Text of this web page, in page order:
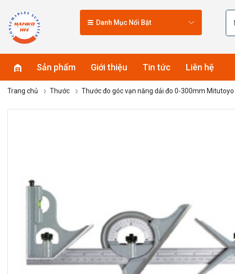
Danh Mục Nổi Bật
Sản phẩm Giới thiệu Tin tức Liên hệ
Trang chủ Thước Thước đo góc vạn năng dải đo 0-300mm